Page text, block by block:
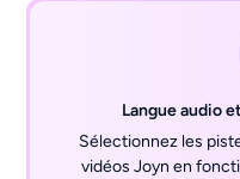
Langue audio
Sélectionnez les
vidéos Joyn en